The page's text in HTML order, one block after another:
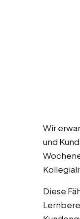
Wir
und
Diese